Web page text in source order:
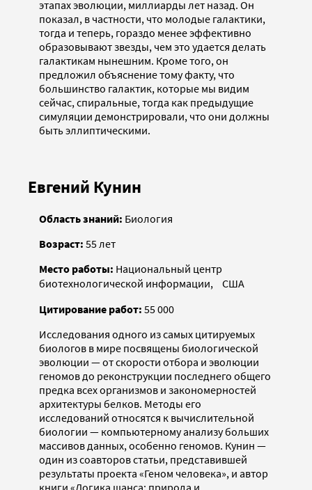
этапах эволюции, миллиарды лет назад. Он
показал, в частности, что молодые галактики,
тогда и теперь, гораздо менее эффективно
образовывают звезды, чем это удается делать
галактикам нынешним. Кроме того, он
предложил объяснение тому факту, что
большинство галактик, которые мы видим
сейчас, спиральные, тогда как предыдущие
симуляции демонстрировали, что они должны
быть эллиптическими.
Евгений Кунин
Область знаний: Биология
Возраст: 55 лет
Место работы: Национальный центр
биотехнологической информации, США
Цитирование работ: 55 000
Исследования одного из самых цитируемых
биологов в мире посвящены биологической
эволюции — от скорости отбора и эволюции
геномов до реконструкции последнего общего
предка всех организмов и закономерностей
архитектуры белков. Методы его
исследований относятся к вычислительной
биологии — компьютерному анализу больших
массивов данных, особенно геномов. Кунин —
один из соавторов статьи, представившей
результаты проекта «Геном человека», и автор